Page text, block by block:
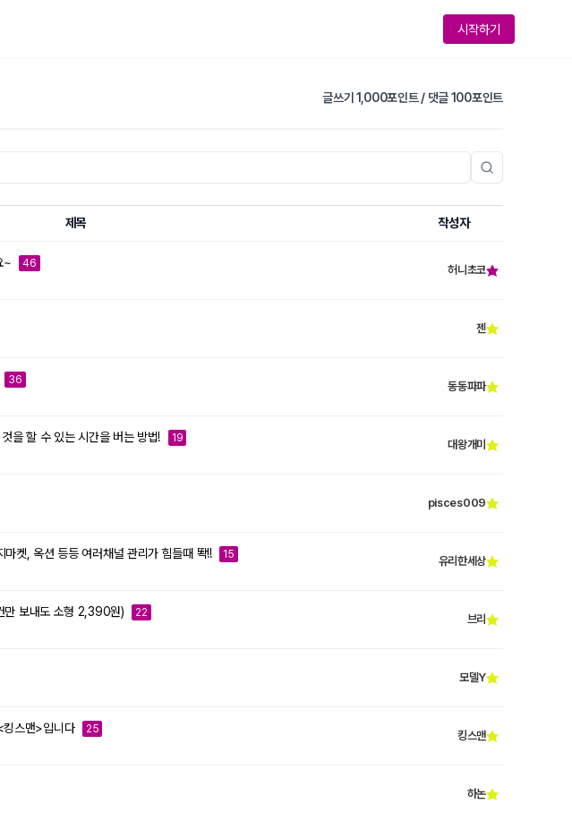
시작하기
글쓰기 1,000포인트/ 댓글 100포인트
제목 작성자
~ 46 허니초코
젠
36 동동파파
을 할 수 있는 시간을 버는 방법! 19 대왕개미
pisces009
켓, 옥션 등등 여러채널 관리가 힘들때 똭!! 15 유리한세상
만 보내도 소형 2,390원) 22 브리
모델Y
킹스맨>입니다 25 킹스맨
하논